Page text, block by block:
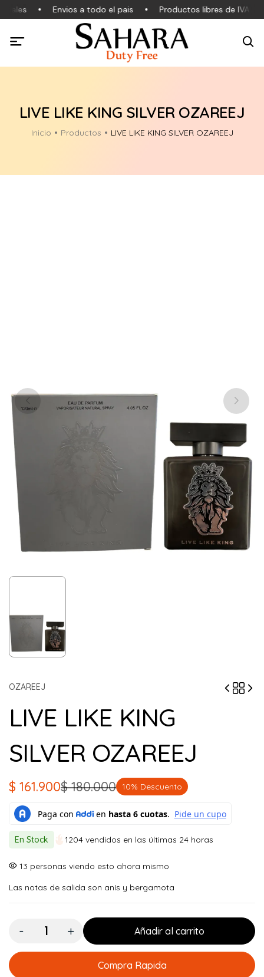
Envios a todo el pais Productos libres de IVA
LIVE LIKE KING SILVER OZAREEJ
Inicio Productos LIVE LIKE KING SILVER OZAREEJ
OZAREEJ
LIVE LIKE KING
SILVER OZAREEJ
$180.000
El
precio
original
era:
$ 180.000.
$ 161.900
El
precio
actual
es:
$ 161.900.
10% Descuento
En Stock 1204 vendidos en las últimas 24 horas
5personas viendo esto ahora mismo
Las notas de salida son anís y bergamota
Cantidad:
Añadir al carrito
Compra Rapida